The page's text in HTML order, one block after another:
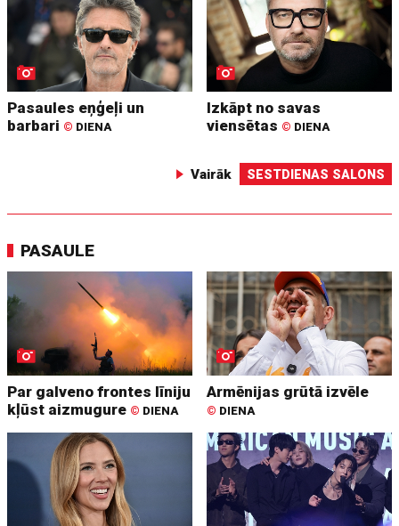
Pasaules eņģeļi un
barbari © DIENA
Izkāpt no savas
viensētas © DIENA
Vairāk SESTDIENAS SALONS
PASAULE
Par galveno frontes līniju
kļūst aizmugure © DIENA
Armēnijas grūtā izvēle
© DIENA